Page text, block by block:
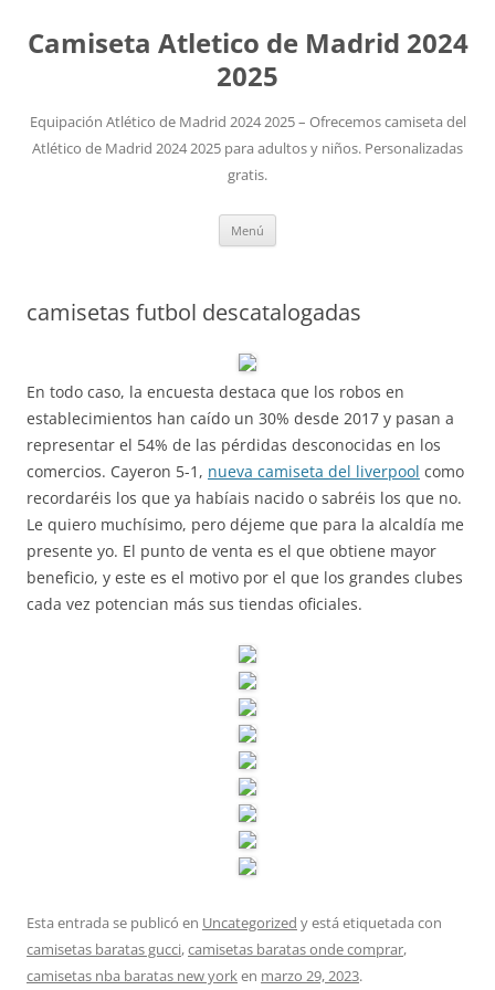
Camiseta Atletico de Madrid 2024
2025
Equipación Atlético de Madrid 2024 2025 – Ofrecemos camiseta del
Atlético de Madrid 2024 2025 para adultos y niños. Personalizadas
gratis.
Menú
camisetas futbol descatalogadas
En todo caso, la encuesta destaca que los robos en
establecimientos han caído un 30% desde 2017 y pasan a
representar el 54% de las pérdidas desconocidas en los
comercios. Cayeron 5-1, nueva camiseta del liverpool como
recordaréis los que ya habíais nacido o sabréis los que no.
Le quiero muchísimo, pero déjeme que para la alcaldía me
presente yo. El punto de venta es el que obtiene mayor
beneficio, y este es el motivo por el que los grandes clubes
cada vez potencian más sus tiendas oficiales.
Esta entrada se publicó en Uncategorized y está etiquetada con
camisetas baratas gucci,camisetas baratas onde comprar,
camisetas nba baratas new yorken marzo 29, 2023.